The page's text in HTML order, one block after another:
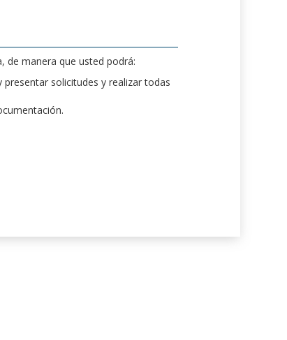
de manera que usted podrá:
solicitudes y realizar todas